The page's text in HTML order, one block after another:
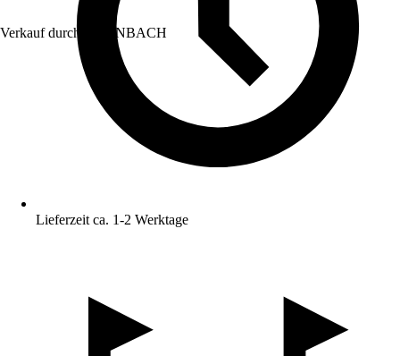
Verkauf durch: HORNBACH
Lieferzeit ca. 1-2 Werktage